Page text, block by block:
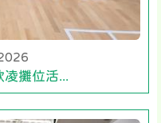
攤位活...